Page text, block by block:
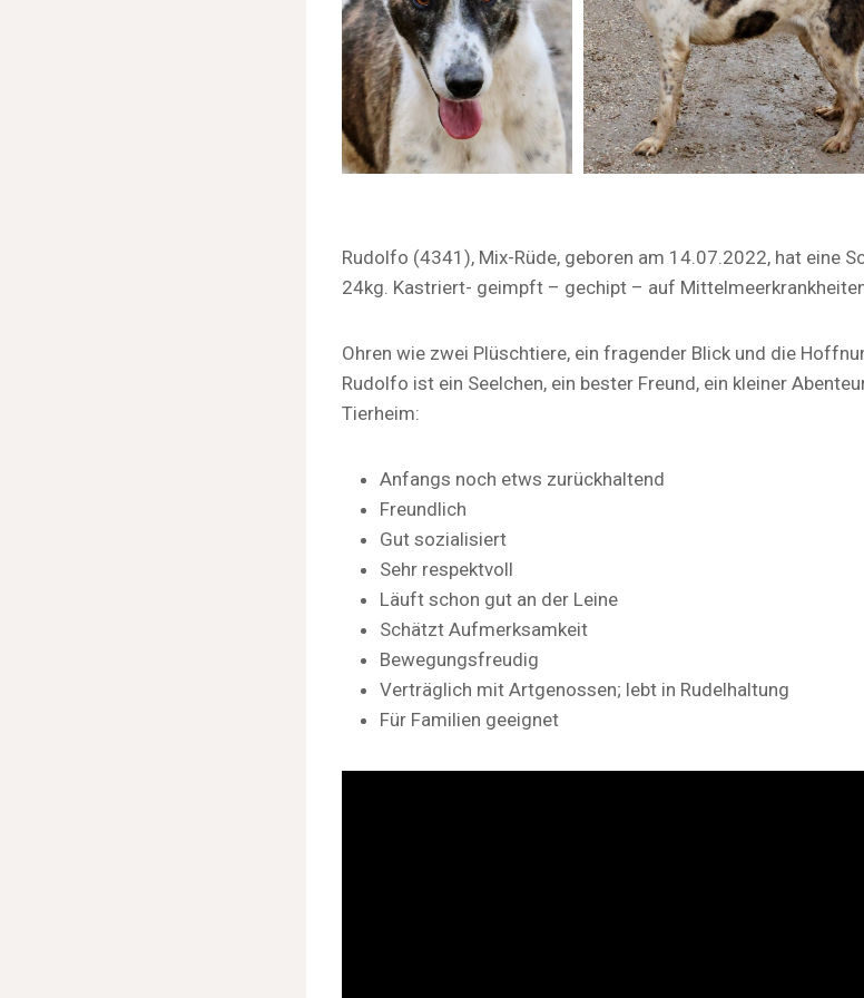
Rudolfo (4341), Mix-Rüde, geboren am 14.07.2022, hat eine
24kg. Kastriert- geimpft – gechipt – auf
Ohren wie zwei Plüschtiere, ein fragender Blick und die
Rudolfo ist ein Seelchen, ein bester Freund, ein kleiner
Tierheim:
Anfangs noch etws zurückhaltend
Freundlich
Gut sozialisiert
Sehr respektvoll
Läuft schon gut an der Leine
Schätzt Aufmerksamkeit
Bewegungsfreudig
Verträglich mit Artgenossen; lebt in Rudelhaltung
Für Familien geeignet